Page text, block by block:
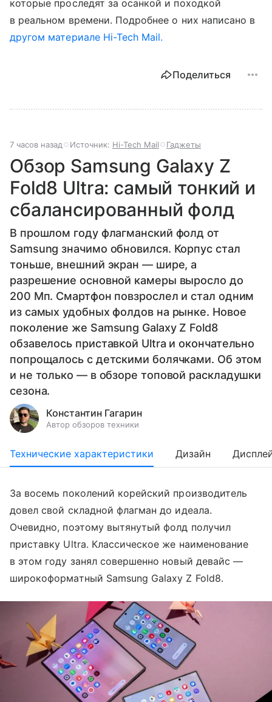
которые проследят за осанкой и походкой
в реальном времени. Подробнее о них написано в
другом материале Hi-Tech Mail.
Поделиться
7 часов назад Источник: Hi-Tech Mail Гаджеты
Обзор Samsung Galaxy Z
Fold8 Ultra: самый тонкий и
сбалансированный фолд
В прошлом году флагманский фолд от
Samsung значимо обновился. Корпус стал
тоньше, внешний экран — шире, а
разрешение основной камеры выросло до
200 Мп. Смартфон повзрослел и стал одним
из самых удобных фолдов на рынке. Новое
поколение же Samsung Galaxy Z Fold8
обзавелось приставкой Ultra и окончательно
попрощалось с детскими болячками. Об этом
и не только — в обзоре топовой раскладушки
сезона.
Константин Гагарин
Автор обзоров техники
Технические характеристики Дизайн
За восемь поколений корейский производитель
довел свой складной флагман до идеала.
Очевидно, поэтому вытянутый фолд получил
приставку Ultra. Классическое же наименование
в этом году занял совершенно новый девайс —
широкоформатный Samsung Galaxy Z Fold8.